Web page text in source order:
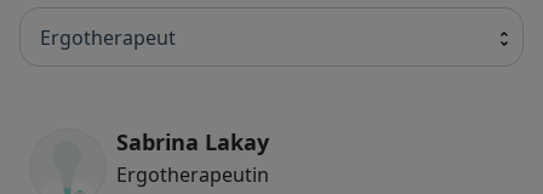
Ergotherapeut
Sabrina Lakay
Ergotherapeutin